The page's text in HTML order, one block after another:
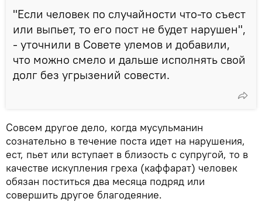
"Если человек по случайности что-то съест
или выпьет, то его пост не будет нарушен",
- уточнили в Совете улемов и добавили,
что можно смело и дальше исполнять свой
долг без угрызений совести.
Совсем другое дело, когда мусульманин
сознательно в течение поста идет на нарушения,
ест, пьет или вступает в близость с супругой, то в
качестве искупления греха (каффарат) человек
обязан поститься два месяца подряд или
совершить другое благодеяние.